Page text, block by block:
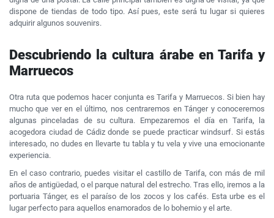
dispone de tiendas de todo tipo. Así pues, este será tu lugar si quieres
adquirir algunos souvenirs.
Descubriendo la cultura árabe en Tarifa y
Marruecos
Otra ruta que podemos hacer conjunta es Tarifa y Marruecos. Si bien hay
mucho que ver en el último, nos centraremos en Tánger y conoceremos
algunas pinceladas de su cultura. Empezaremos el día en Tarifa, la
acogedora ciudad de Cádiz donde se puede practicar windsurf. Si estás
interesado, no dudes en llevarte tu tabla y tu vela y vive una emocionante
experiencia.
En el caso contrario, puedes visitar el castillo de Tarifa, con más de mil
años de antigüedad, o el parque natural del estrecho. Tras ello, iremos a la
portuaria Tánger, es el paraíso de los zocos y los cafés. Esta urbe es el
lugar perfecto para aquellos enamorados de lo bohemio y el arte.